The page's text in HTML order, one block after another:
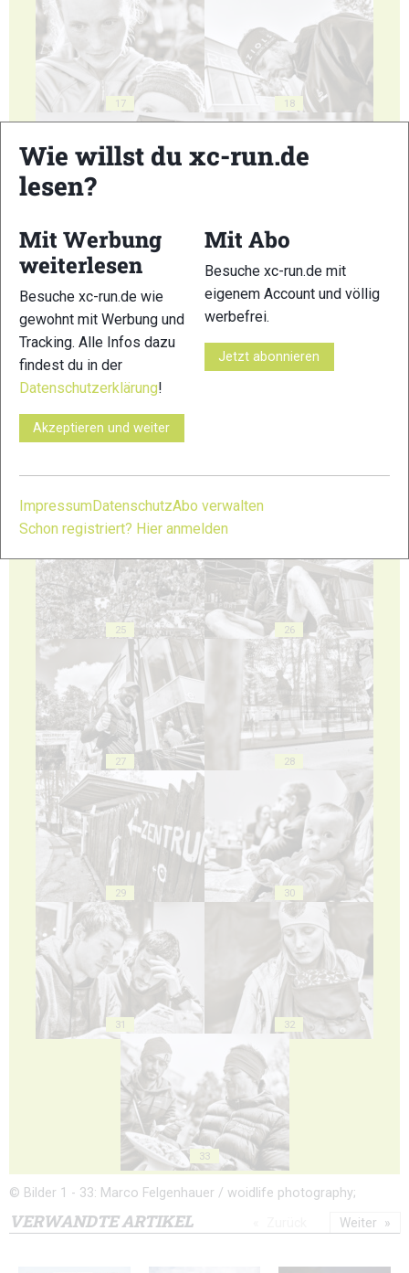
17 18
19 20
21
25 26
27 28
29 30
31 32
33
© Bilder 1 - 33: Marco Felgenhauer / woidlife photography;
VERWANDTE ARTIKEL Weiter
Wie willst du xc-run.de
lesen?
Mit Werbung
weiterlesen
Besuche xc-run.de wie
gewohnt mit Werbung und
Tracking. Alle Infos dazu
findest du in der
Datenschutzerklärung!
Akzeptieren und weiter
Mit Abo
Besuche xc-run.de mit
eigenem Account und völlig
werbefrei.
Jetzt abonnieren
ImpressumDatenschutzAbo verwalten
Schon registriert? Hier anmelden